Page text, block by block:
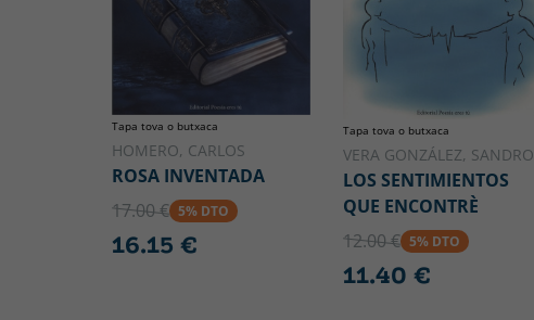
Tapa tova o butxaca
HOMERO, CARLOS
ROSA INVENTADA
17.00 € 5% DTO
16.15 €
Tapa tova o butxaca
VERA GONZÁLEZ, SANDRO
LOS SENTIMIENTOS
QUE ENCONTRÈ
12.00 € 5% DTO
11.40 €